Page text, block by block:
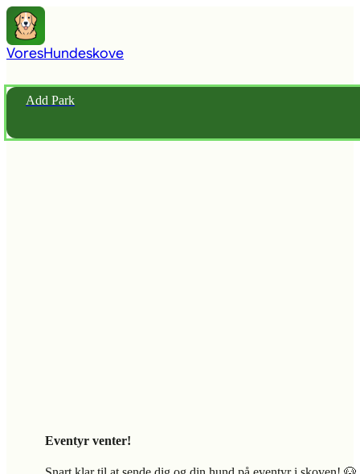
VoresHundeskove
Add Park
Eventyr venter!